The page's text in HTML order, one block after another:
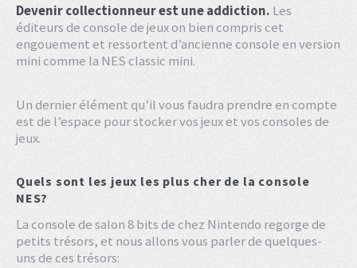
Devenir collectionneur est une addiction. Les
éditeurs de console de jeux on bien compris cet
engouement et ressortent d’ancienne console en version
mini comme la NES classic mini.
Un dernier élément qu’il vous faudra prendre en compte
est de l’espace pour stocker vos jeux et vos consoles de
jeux.
Quels sont les jeux les plus cher de la console
NES?
La console de salon 8 bits de chez Nintendo regorge de
petits trésors, et nous allons vous parler de quelques-
uns de ces trésors: